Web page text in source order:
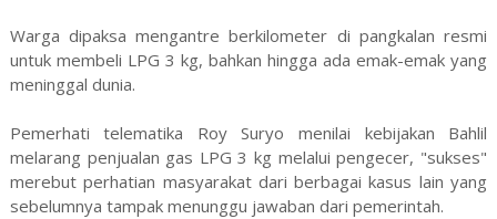
Warga dipaksa mengantre berkilometer di pangkalan resmi
untuk membeli LPG 3 kg, bahkan hingga ada emak-emak yang
meninggal dunia.
Pemerhati telematika Roy Suryo menilai kebijakan Bahlil
melarang penjualan gas LPG 3 kg melalui pengecer, "sukses"
merebut perhatian masyarakat dari berbagai kasus lain yang
sebelumnya tampak menunggu jawaban dari pemerintah.